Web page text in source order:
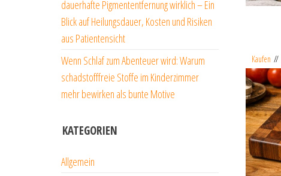
Kaufen
dauerhafte Pigmententfernung wirklich – Ein
Blick auf Heilungsdauer, Kosten und Risiken
aus Patientensicht
Wenn Schlaf zum Abenteuer wird: Warum
schadstofffreie Stoffe im Kinderzimmer
mehr bewirken als bunte Motive
KATEGORIEN
Allgemein